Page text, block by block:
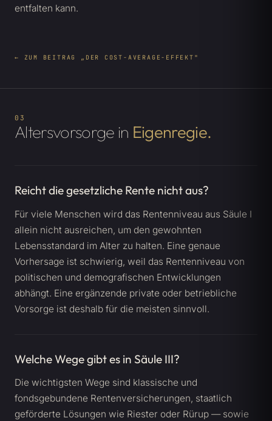
entfalten kann.
← ZUM BEITRAG „DER COST-AVERAGE-EFFEKT"
03
Altersvorsorge in Eigenregie.
Reicht die gesetzliche Rente nicht aus?
Für viele Menschen wird das Rentenniveau aus Säule I
allein nicht ausreichen, um den gewohnten
Lebensstandard im Alter zu halten. Eine genaue
Vorhersage ist schwierig, weil das Rentenniveau von
politischen und demografischen Entwicklungen
abhängt. Eine ergänzende private oder betriebliche
Vorsorge ist deshalb für die meisten sinnvoll.
Welche Wege gibt es in Säule III?
Die wichtigsten Wege sind klassische und
fondsgebundene Rentenversicherungen, staatlich
geförderte Lösungen wie Riester oder Rürup — sowie